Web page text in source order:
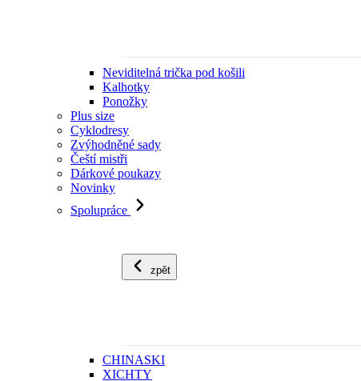
Neviditelná trička pod košili
Kalhotky
Ponožky
Plus size
Cyklodresy
Zvýhodněné sady
Čeští mistři
Dárkové poukazy
Novinky
Spolupráce
zpět
CHINASKI
XICHTY